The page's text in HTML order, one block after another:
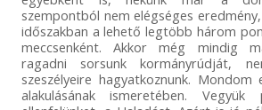
szempontból nem elégséges
időszakban a lehető legtöbb három
meccsenként. Akkor még mindig
ragadni sorsunk kormányrúdját,
szeszélyeire hagyatkoznunk.
alakulásának ismeretében. Vegyük